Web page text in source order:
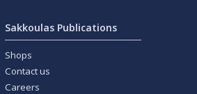
Sakkoulas Publications
Shops
Contact us
Careers